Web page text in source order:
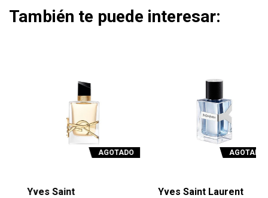
También te puede interesar:
AGOTADO
Yves Saint
AGOTADO
Yves Saint Laurent